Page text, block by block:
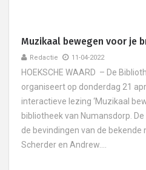
Muzikaal bewegen voor je
Redactie 11-04-2022
HOEKSCHE WAARD – De
organiseert op donderdag 21
interactieve lezing ‘Muzikaal
bibliotheek van Numansdorp.
de bevindingen van de bekende
Scherder en Andrew....